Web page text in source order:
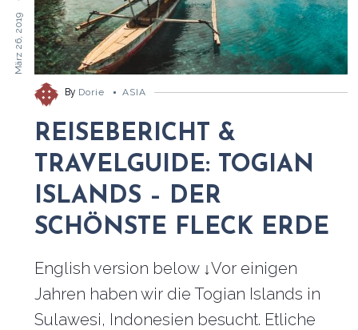
März 26, 2019
By Dorie ASIA
REISEBERICHT &
TRAVELGUIDE: TOGIAN
ISLANDS – DER
SCHÖNSTE FLECK ERDE
English version below ↓Vor einigen
Jahren haben wir die Togian Islands in
Sulawesi, Indonesien besucht. Etliche